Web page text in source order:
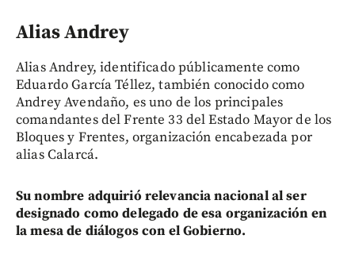
Alias Andrey
Alias Andrey, identificado públicamente como
Eduardo García Téllez, también conocido como
Andrey Avendaño, es uno de los principales
comandantes del Frente 33 del Estado Mayor de los
Bloques y Frentes, organización encabezada por
alias Calarcá.
Su nombre adquirió relevancia nacional al ser
designado como delegado de esa organización en
la mesa de diálogos con el Gobierno.